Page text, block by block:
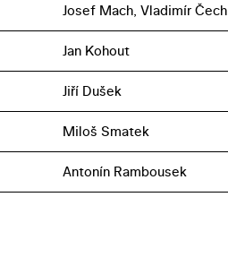
Josef Mach, Vladimír Čech
Jan Kohout
Jiří Dušek
Miloš Smatek
Antonín Rambousek